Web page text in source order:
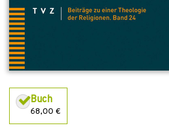
Buch
68,00 €